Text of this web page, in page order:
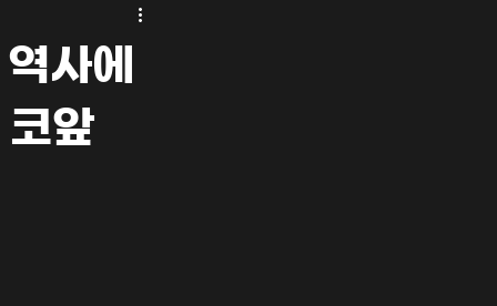
사에
앞